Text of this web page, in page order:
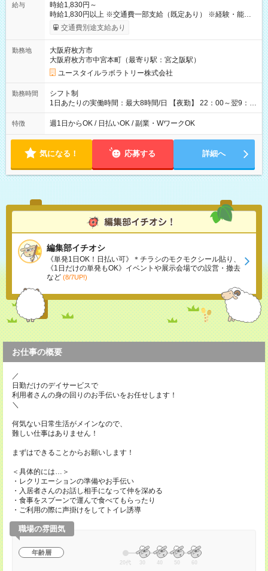
給与
時給1,830円～
時給1,830円以上 ※交通費一部支給（既定あり） ※経験・能力を
考慮して決定します 【収入例】 週1回勤務の場合：1,830円×8時
間×4回=5万8,560円 週3回勤務の場合：1,830円×8時間×12回
月 ※ 雇用形態と給与に、本採用時と異なる部分があります。 雇
用形態：本採用時と同じです。 給与：時給 1,610円以上
交通費別途支給あり
勤務地
大阪府枚方市
大阪府枚方市中宮本町（最寄り駅：宮之阪駅）
ユースタイルラボラトリー株式会社
勤務時間
シフト制
1日あたりの実働時間：最大8時間/日 【夜勤】 22：00～翌9：
00 ※週1日～OK ／ 夜勤専従 ＊＊ 勤務時間例 ＊＊ ■22時か
ら翌7時 ■23時から翌8時 ■24時から翌9時 など ※上記の時間
ます。 ※曜日固定（毎週同じ曜日での勤務となります）
特徴 週1日からOK / 日払いOK / 副業・WワークOK
気になる！ 応募する 詳細へ
編集部イチオシ
《単発1日OK！日払い可》＊チラシのモクモクシール貼り、
《1日だけの単発もOK》イベントや展示会場での設営・撤去
など (8/7UP!)
お仕事の概要
／
日勤だけのデイサービスで
利用者さんの身の回りのお手伝いをお任せします！
＼
何気ない日常生活がメインなので、
難しい仕事はありません！
まずはできることからお願いします！
＜具体的には…＞
・レクリエーションの準備やお手伝い
・入居者さんのお話し相手になって仲を深める
・食事をスプーンで運んで食べてもらったり
・ご利用の際に声掛けをしてトイレ誘導
職場の雰囲気
年齢層
20代 30 40 50 60